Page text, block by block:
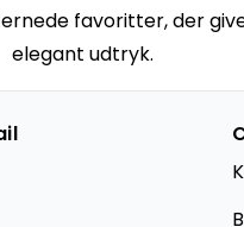
favoritter, der
elegant udtryk.